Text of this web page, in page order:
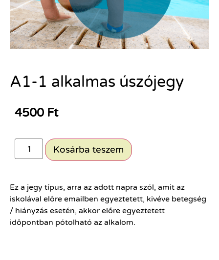
A1-1 alkalmas úszójegy
4500 Ft
Kosárba teszem
Ez a jegy típus, arra az adott napra szól, amit az
iskolával előre emailben egyeztetett, kivéve betegség
/ hiányzás esetén, akkor előre egyeztetett
időpontban pótolható az alkalom.